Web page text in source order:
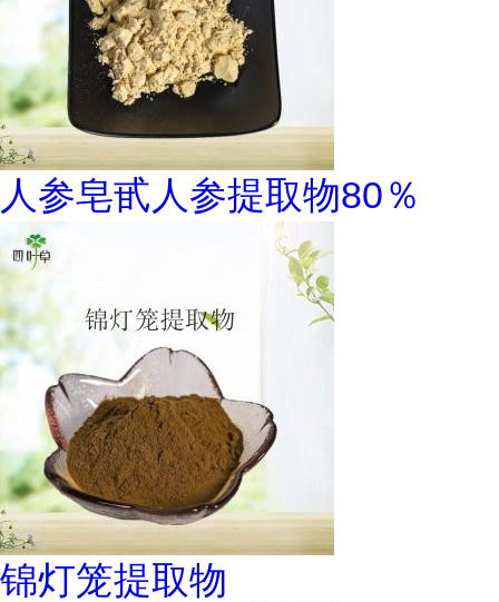
人参皂甙人参提取物80％
锦灯笼提取物